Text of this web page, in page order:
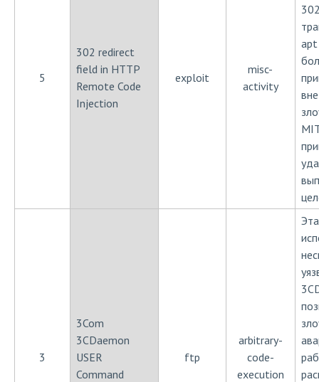
5
302 redirect
field in HTTP
Remote Code
Injection
exploit
misc-
activity
apt
3
3Com
3CDaemon
USER
Command
ftp
arbitrary-
code-
execution